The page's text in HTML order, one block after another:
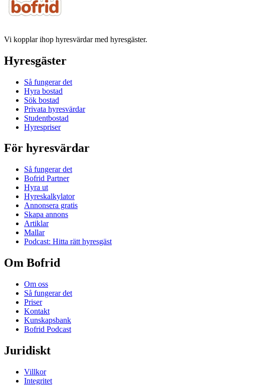
Vi kopplar ihop hyresvärdar med hyresgäster.
Hyresgäster
Så fungerar det
Hyra bostad
Sök bostad
Privata hyresvärdar
Studentbostad
Hyrespriser
För hyresvärdar
Så fungerar det
Bofrid Partner
Hyra ut
Hyreskalkylator
Annonsera gratis
Skapa annons
Artiklar
Mallar
Podcast: Hitta rätt hyresgäst
Om Bofrid
Om oss
Så fungerar det
Priser
Kontakt
Kunskapsbank
Bofrid Podcast
Juridiskt
Villkor
Integritet